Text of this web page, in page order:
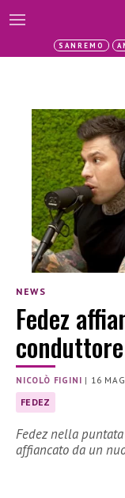
SANREMO
NEWS
Fedez
NICOLÒ FIGINI | 16
FEDEZ
Fedez nella
affiancato da un